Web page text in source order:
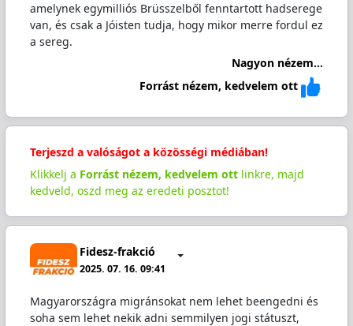
amelynek egymilliós Brüsszelből fenntartott hadserege
van, és csak a Jóisten tudja, hogy mikor merre fordul ez
a sereg.
Nagyon nézem...
Forrást nézem, kedvelem ott
Terjeszd a valóságot a közösségi médiában!
Klikkelj a Forrást nézem, kedvelem ottlinkre, majd
kedveld, oszd meg az eredeti posztot!
Fidesz-frakció
2025. 07. 16. 09:41
Magyarországra migránsokat nem lehet beengedni és
soha sem lehet nekik adni semmilyen jogi státuszt,